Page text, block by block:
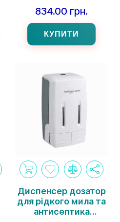
834.00 грн.
КУПИТИ
Диспенсер дозатор
для рідкого мила та
антисептика